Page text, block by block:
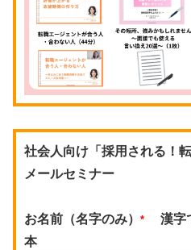
社会人向け「採用される！
メールセミナー
お名前（名字のみ） *
漢字
本